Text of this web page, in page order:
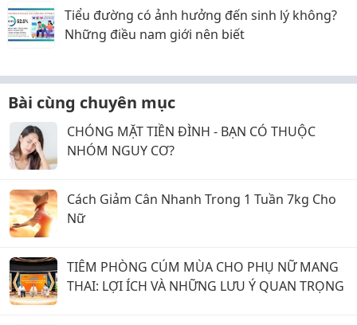
Tiểu đường có ảnh hưởng đến sinh lý không?
Những điều nam giới nên biết
Bài cùng chuyên mục
CHÓNG MẶT TIỀN ĐÌNH - BẠN CÓ THUỘC
NHÓM NGUY CƠ?
Cách Giảm Cân Nhanh Trong 1 Tuần 7kg Cho
Nữ
TIÊM PHÒNG CÚM MÙA CHO PHỤ NỮ MANG
THAI: LỢI ÍCH VÀ NHỮNG LƯU Ý QUAN TRỌNG